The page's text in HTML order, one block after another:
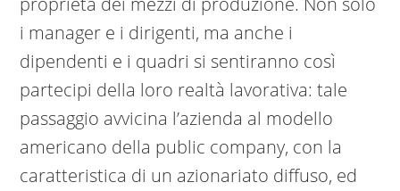
i manager e i dirigenti, ma anche i
dipendenti e i quadri si sentiranno così
partecipi della loro realtà lavorativa: tale
passaggio avvicina l’azienda al modello
americano della public company, con la
caratteristica di un azionariato diffuso, ed